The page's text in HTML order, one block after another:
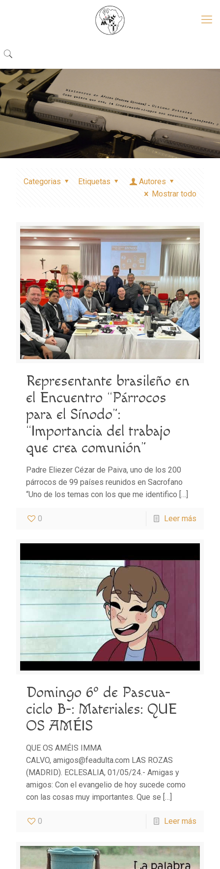
Categorias Etiquetas
Autores
Mostrar todo
Representante brasileño en
el Encuentro “Párrocos
para el Sínodo”:
“Importancia del trabajo
que crea comunión”
Padre Eliezer Cézar de Paiva, uno de los 200
párrocos de 99 países reunidos en Sacrofano
“Uno de los temas con los que me identifico […]
0 Leer más
Domingo 6º de Pascua-
ciclo B-: Materiales: QUE
OS AMÉIS
QUE OS AMÉIS IMMA
CALVO, amigos@feadulta.com LAS ROZAS
(MADRID). ECLESALIA, 01/05/24.- Amigas y
amigos: Con el evangelio de hoy sucede como
con las cosas muy importantes. Que se […]
0 Leer más